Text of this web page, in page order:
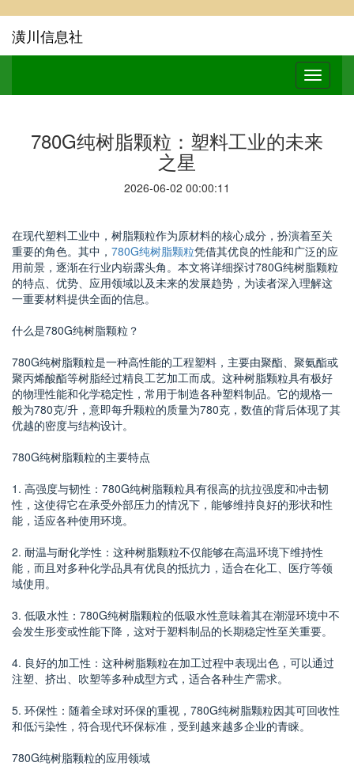
潢川信息社
780G纯树脂颗粒：塑料工业的未来
之星
2026-06-02 00:00:11
在现代塑料工业中，树脂颗粒作为原材料的核心成分，扮演着至关
重要的角色。其中， 780G纯树脂颗粒凭借其优良的性能和广泛的应
用前景，逐渐在行业内崭露头角。本文将详细探讨780G纯树脂颗粒
的特点、优势、应用领域以及未来的发展趋势，为读者深入理解这
一重要材料提供全面的信息。
什么是780G纯树脂颗粒？
780G纯树脂颗粒是一种高性能的工程塑料，主要由聚酯、聚氨酯或
聚丙烯酸酯等树脂经过精良工艺加工而成。这种树脂颗粒具有极好
的物理性能和化学稳定性，常用于制造各种塑料制品。它的规格一
般为780克/升，意即每升颗粒的质量为780克，数值的背后体现了其
优越的密度与结构设计。
780G纯树脂颗粒的主要特点
1. 高强度与韧性：780G纯树脂颗粒具有很高的抗拉强度和冲击韧
性，这使得它在承受外部压力的情况下，能够维持良好的形状和性
能，适应各种使用环境。
2. 耐温与耐化学性：这种树脂颗粒不仅能够在高温环境下维持性
能，而且对多种化学品具有优良的抵抗力，适合在化工、医疗等领
域使用。
3. 低吸水性：780G纯树脂颗粒的低吸水性意味着其在潮湿环境中不
会发生形变或性能下降，这对于塑料制品的长期稳定性至关重要。
4. 良好的加工性：这种树脂颗粒在加工过程中表现出色，可以通过
注塑、挤出、吹塑等多种成型方式，适合各种生产需求。
5. 环保性：随着全球对环保的重视，780G纯树脂颗粒因其可回收性
和低污染性，符合现代环保标准，受到越来越多企业的青睐。
780G纯树脂颗粒的应用领域